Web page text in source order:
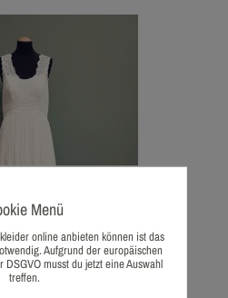
Menü
online anbieten können ist das
Aufgrund der europäischen
musst du jetzt eine Auswahl
treffen.